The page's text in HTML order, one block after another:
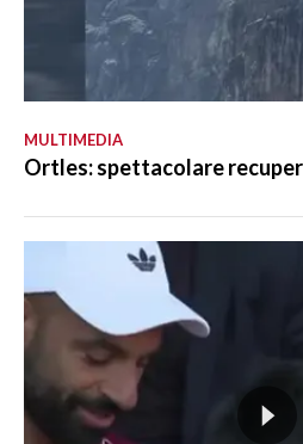
MULTIMEDIA
Ortles: spettacolare